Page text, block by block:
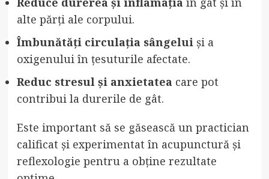
alte părți ale corpului.
Îmbunătăți circulația sângeluiși a
oxigenului în țesuturile afectate.
Reduc stresul și anxietateacare pot
contribui la durerile de gât.
Este important să se găsească un practician
calificat și experimentat în acupunctură și
reflexologie pentru a obține rezultate